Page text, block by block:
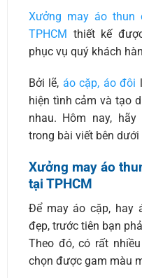
Xưởng may áo
TPHCM thiết kế
phục vụ quý khách
Bởi lẽ, áo cặp, áo đôi
hiện tình cảm và tạo
nhau. Hôm nay,
trong bài viết bên dưới
Xưởng may áo
tại TPHCM
Để may áo cặp, hay
đẹp, trước tiên bạn
Theo đó, có rất
chọn được gam màu